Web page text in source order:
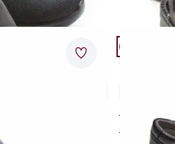
Merkzettel
Artikel 8
Passform
Schuhweite K
für
Extra-